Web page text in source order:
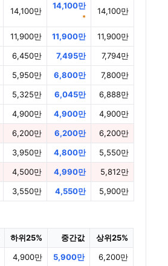
14,100만
14,100만
*
14,100만
11,900만 11,900만
11,900만
6,450만 7,495만
7,794만
5,950만 6,800만
7,800만
5,325만 6,045만
6,888만
4,900만 4,900만
4,900만
6,200만 6,200만
6,200만
3,950만 4,800만
5,550만
4,500만 4,990만
5,812만
3,550만 4,550만 5,900만
하위25% 중간값
상위25%
4,900만 5,900만
6,200만